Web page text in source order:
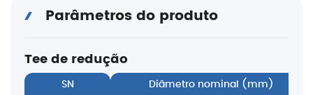
Parâmetros do produto
Tee de redução
SN Diâmetro nominal (mm)